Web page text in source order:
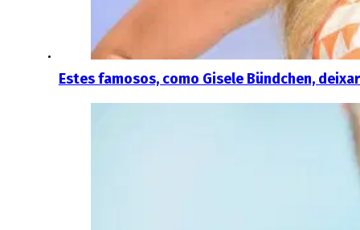
Estes famosos, como Gisele Bündchen,